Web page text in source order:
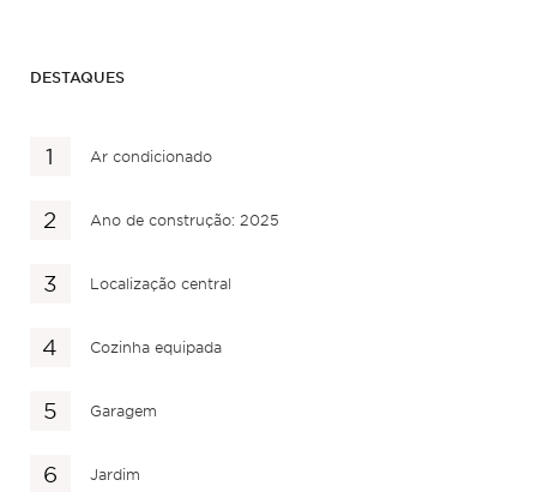
DESTAQUES
Ar condicionado
Ano de construção: 2025
Localização central
Cozinha equipada
Garagem
Jardim